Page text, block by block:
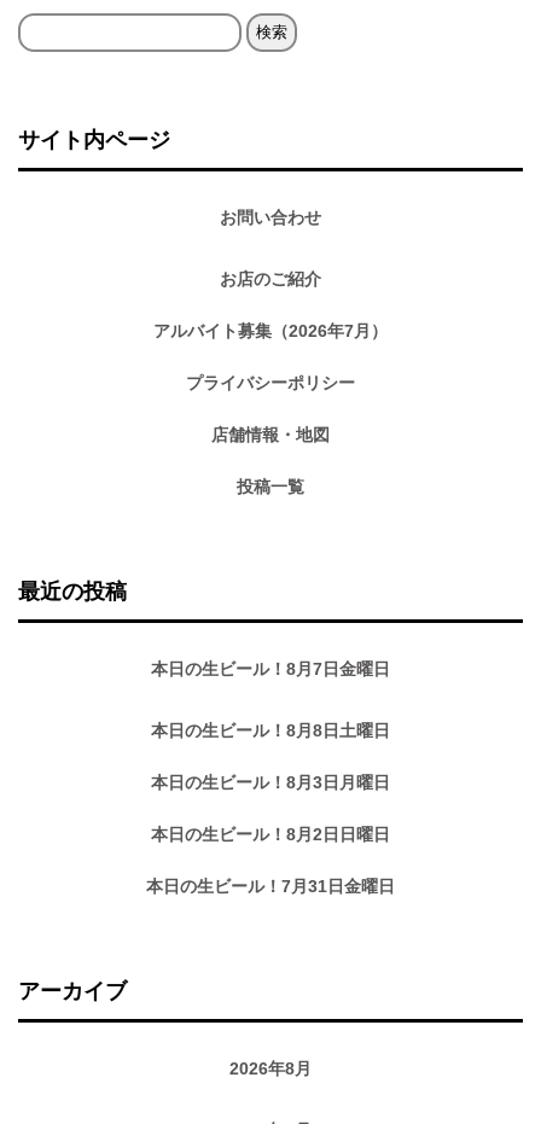
検
サイト内ページ
お問い合わせ
お店のご紹介
アルバイト募集（2026年7月）
プライバシーポリシー
店舗情報・地図
投稿一覧
最近の投稿
本日の生ビール！8月7日金曜日
本日の生ビール！8月8日土曜日
本日の生ビール！8月3日月曜日
本日の生ビール！8月2日日曜日
本日の生ビール！7月31日金曜日
アーカイブ
2026年8月